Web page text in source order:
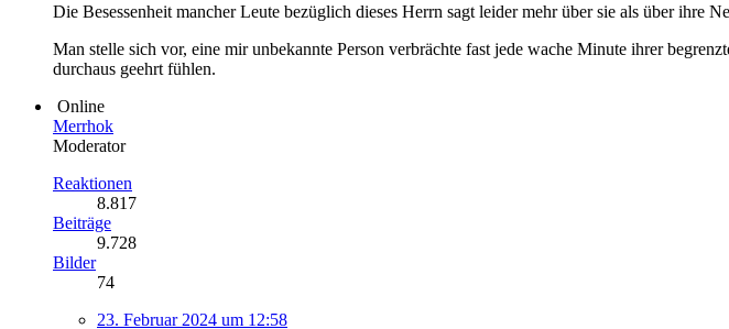
Die Besessenheit mancher Leute bezüglich dieses Herrn sagt leider mehr über sie als über ihre
Man stelle sich vor, eine mir unbekannte Person verbrächte fast jede wache Minute ihrer
durchaus geehrt fühlen.
Online
Merrhok
Moderator
Reaktionen
8.817
Beiträge
9.728
Bilder
74
23. Februar 2024 um 12:58